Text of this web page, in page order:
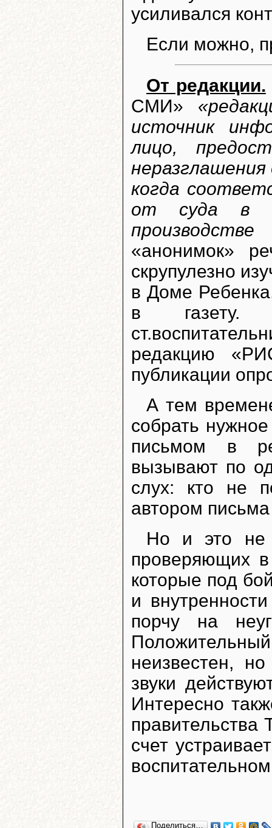
усиливался
Если можно,
От редакции.
СМИ»
источник
лицо,
неразглашения
когда
от суда в
производстве
«анонимок»
скрупулезно
в Доме
в газету.
редакцию
публикации
А тем
собрать
письмом в
вызывают по
слух: кто не
автором
Но и это не
проверяющих
которые под
и
порчу на
неизвестен,
звуки
Интересно
правительства
счет
Поделиться…